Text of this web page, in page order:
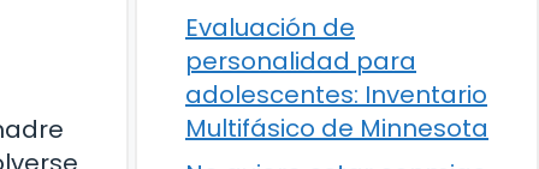
Evaluación de
personalidad para
adolescentes: Inventario
Multifásico de Minnesota